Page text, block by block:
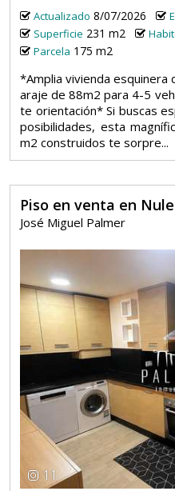
Actualizado 8/07/2026
Superficie 231 m2
Parcela 175 m2
*Amplia vivienda
araje de 88m2 para 4-5
te orientación* Si buscas
posibilidades, esta
m2 construidos te sorpre...
Piso en venta en
José Miguel Palmer
11